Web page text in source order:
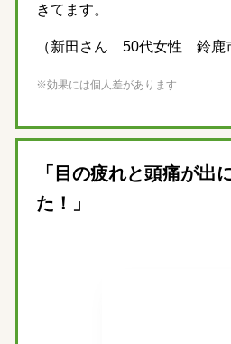
きてます。
（新田さん 50代女性 鈴鹿
※効果には個人差があります
「目の疲れと頭痛が出
た！」